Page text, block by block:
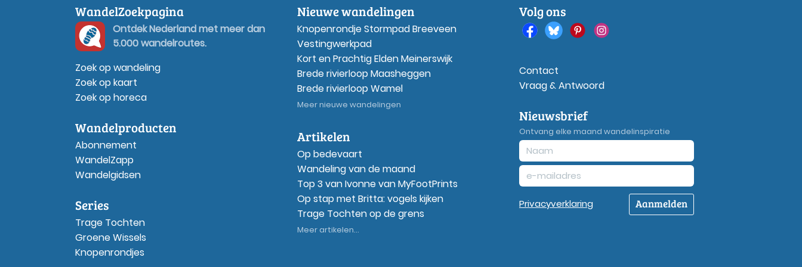
WandelZoekpagina
Ontdek Nederland met meer dan
5.000 wandelroutes.
Zoek op wandeling
Zoek op kaart
Zoek op horeca
Wandelproducten
Abonnement
WandelZapp
Wandelgidsen
Series
Trage Tochten
Groene Wissels
Knopenrondjes
Nieuwe wandelingen
Knopenrondje Stormpad Breeveen
Vestingwerkpad
Kort en Prachtig Elden Meinerswijk
Brede rivierloop Maasheggen
Brede rivierloop Wamel
Meer nieuwe wandelingen
Artikelen
Op bedevaart
Wandeling van de maand
Top 3 van Ivonne van MyFootPrints
Op stap met Britta: vogels kijken
Trage Tochten op de grens
Meer artikelen...
Volg ons
Contact
Vraag & Antwoord
Nieuwsbrief
Ontvang elke maand wandelinspiratie
Privacyverklaring Aanmelden